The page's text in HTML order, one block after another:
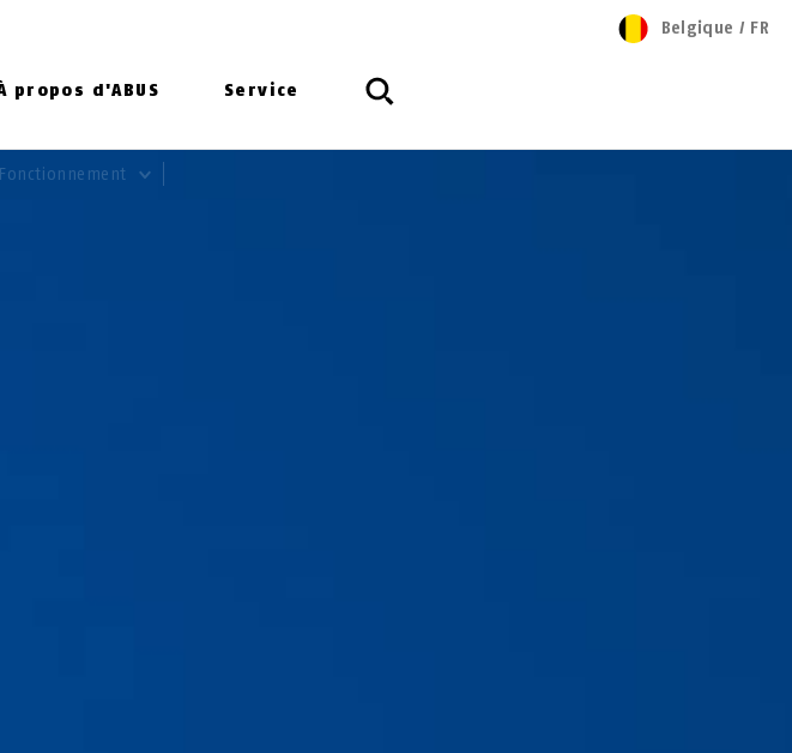
propos d'ABUS Service
Belgique / FR
Fonctionnement